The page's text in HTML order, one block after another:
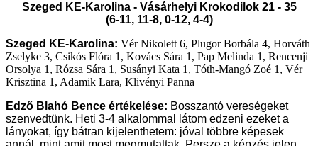
Szeged KE-Karolina - Vásárhelyi Krokodilok 21 - 35
(6-11, 11-8, 0-12, 4-4)
Szeged KE-Karolina: Vér Nikolett 6, Plugor Borbála 4, Horváth
Zselyke 3, Csikós Flóra 1, Kovács Sára 1, Pap Melinda 1, Rencenji
Orsolya 1, Rózsa Sára 1, Susányi Kata 1, Tóth-Mangó Zoé 1, Vér
Krisztina 1, Adamik Lara, Klivényi Panna
Edző Blahó Bence értékelése: Bosszantó vereségeket
szenvedtünk. Heti 3-4 alkalommal látom edzeni ezeket a
lányokat, így bátran kijelenthetem: jóval többre képesek